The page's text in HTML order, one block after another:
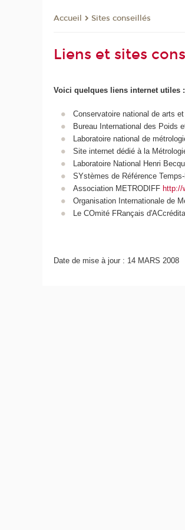
Accueil Sites conseillés
Liens et sites
Voici quelques liens internet utiles :
Conservatoire national de arts
Bureau International des Poids
Laboratoire national de
Site internet dédié à la
Laboratoire National Henri
SYstèmes de Référence
Association METRODIFF http://
Organisation Internationale de
Le COmité FRançais
Date de mise à jour : 14 MARS 2008